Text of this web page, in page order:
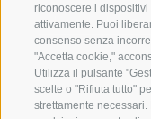
riconoscere i
attivamente. Puoi
consenso senza
"Accetta cookie,"
Utilizza il pulsante
scelte o "Rifiuta tutto"
strettamente
LUISL'S SKI